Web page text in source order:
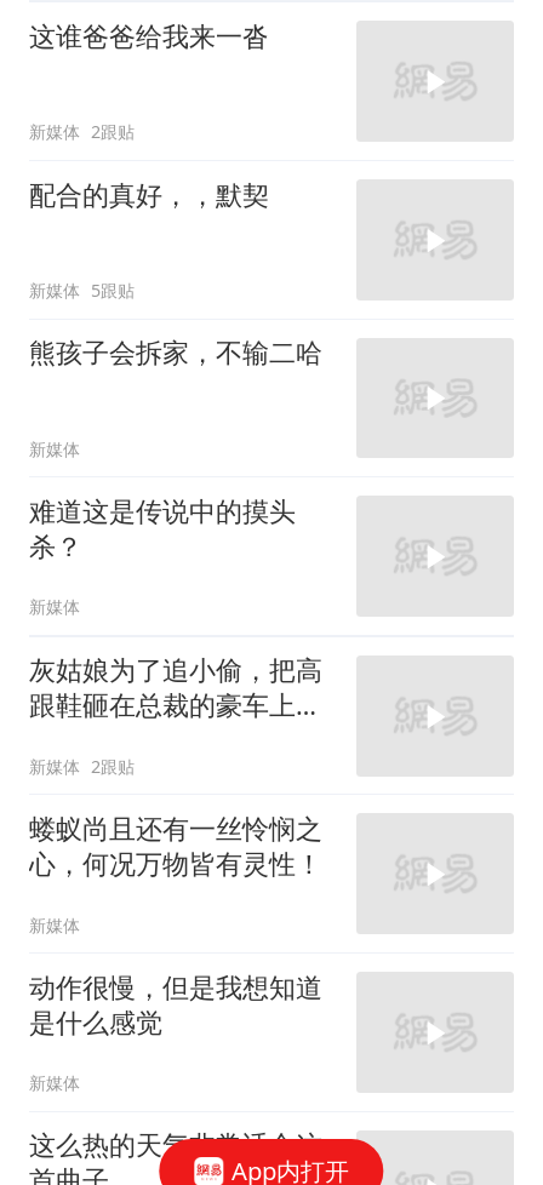
这谁爸爸给我来一沓
新媒体 2跟贴
配合的真好，，默契
新媒体 5跟贴
熊孩子会拆家，不输二哈
新媒体
难道这是传说中的摸头
杀？
新媒体
灰姑娘为了追小偷，把高
跟鞋砸在总裁的豪车上，
新媒体 2跟贴
蝼蚁尚且还有一丝怜悯之
心，何况万物皆有灵性！
新媒体
动作很慢，但是我想知道
是什么感觉
新媒体
这么热的天气非常适合这
App内打开